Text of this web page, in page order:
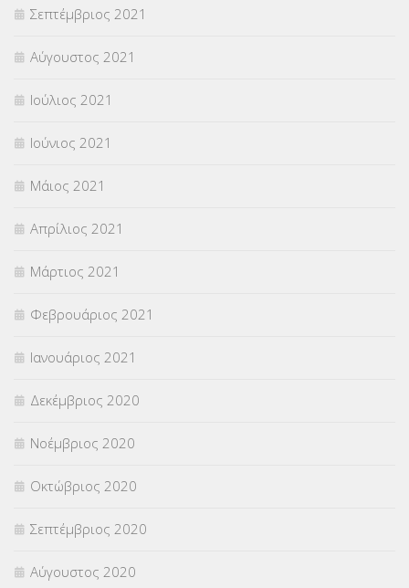
Σεπτέμβριος 2021
Αύγουστος 2021
Ιούλιος 2021
Ιούνιος 2021
Μάιος 2021
Απρίλιος 2021
Μάρτιος 2021
Φεβρουάριος 2021
Ιανουάριος 2021
Δεκέμβριος 2020
Νοέμβριος 2020
Οκτώβριος 2020
Σεπτέμβριος 2020
Αύγουστος 2020